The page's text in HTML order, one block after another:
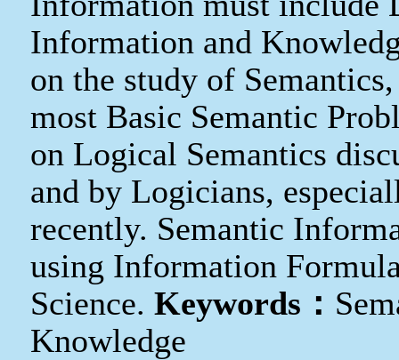
Information and
on the study of
most Basic Semantic
on Logical Semantics
and by Logicians,
recently. Semantic
using Information
Science. Keywords ：
Knowledge